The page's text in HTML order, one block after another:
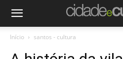
Início santos - cultura